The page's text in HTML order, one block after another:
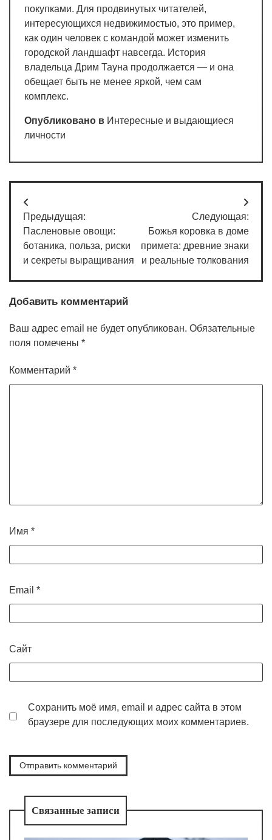
покупками. Для продвинутых читателей,
интересующихся недвижимостью, это пример,
как один человек с командой может изменить
городской ландшафт навсегда. История
владельца Дрим Тауна продолжается — и она
обещает быть не менее яркой, чем сам
комплекс.
Опубликовано в Интересные и выдающиеся
личности
Навигация
по
записям
Предыдущая:
Пасленовые овощи:
ботаника, польза, риски
и секреты выращивания
Следующая:
Божья коровка в доме
примета: древние знаки
и реальные толкования
Добавить комментарий
Ваш адрес email не будет опубликован. Обязательные
поля помечены *
Комментарий *
Имя *
Email *
Сайт
Сохранить моё имя, email и адрес сайта в этом
браузере для последующих моих комментариев.
Связанные записи